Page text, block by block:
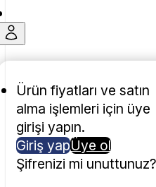
Ürün fiyatları ve satın
alma işlemleri için üye
girişi yapın.
Giriş yapÜye ol
Şifrenizi mi unuttunuz?